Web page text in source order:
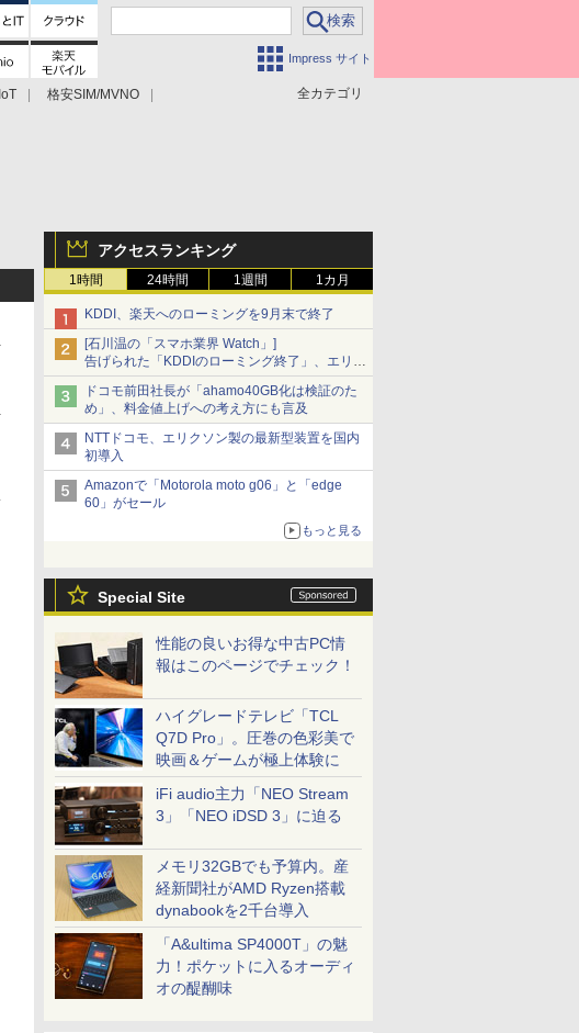
Impress サイト
全カテゴリ
IoT
格安SIM/MVNO
アクセスランキング
1時間 24時間 1週間 1カ月
KDDI、楽天へのローミングを9月末で終了
[石川温の「スマホ業界 Watch」]
告げられた「KDDIのローミング終了」、エリア
マップの落とし穴と楽天モバイルの課題
ドコモ前田社長が「ahamo40GB化は検証のた
め」、料金値上げへの考え方にも言及
NTTドコモ、エリクソン製の最新型装置を国内
初導入
Amazonで「Motorola moto g06」と「edge
60」がセール
もっと見る
Special Site
性能の良いお得な中古PC情
報はこのページでチェック！
ハイグレードテレビ「TCL
Q7D Pro」。圧巻の色彩美で
映画＆ゲームが極上体験に
iFi audio主力「NEO Stream
3」「NEO iDSD 3」に迫る
メモリ32GBでも予算内。産
経新聞社がAMD Ryzen搭載
dynabookを2千台導入
「A&ultima SP4000T」の魅
力！ポケットに入るオーディ
オの醍醐味